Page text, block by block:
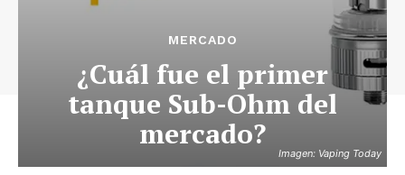
Imagen: Vaping Today
MERCADO
¿Cuál fue el primer
tanque Sub-Ohm del
mercado?